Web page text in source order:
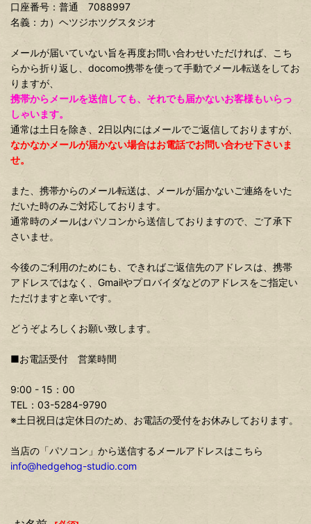
口座番号：普通 7088997
名義：カ）ヘツジホツグスタジオ
メールが届いていない旨を再度お問い合わせいただければ、こち
らから折り返し、docomo携帯を使って手動でメール転送をしてお
りますが、
携帯からメールを送信しても、それでも届かないお客様もいらっ
しゃいます。
通常は土日を除き、2日以内にはメールでご返信しておりますが、
なかなかメールが届かない場合はお電話でお問い合わせ下さいま
せ。
また、携帯からのメール転送は、メールが届かないご連絡をいた
だいた時のみご対応しております。
通常時のメールはパソコンから送信しておりますので、ご了承下
さいませ。
今後のご利用のためにも、できればご返信先のアドレスは、携帯
アドレスではなく、Gmailやプロバイダなどのアドレスをご指定い
ただけますと幸いです。
どうぞよろしくお願い致します。
■お電話受付 営業時間
9:00 - 15：00
TEL：03-5284-9790
※土日祝日は定休日のため、お電話の受付をお休みしております。
当店の「パソコン」から送信するメールアドレスはこちら
info@hedgehog-studio.com